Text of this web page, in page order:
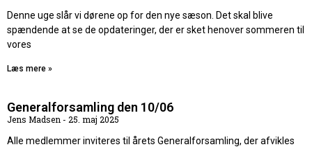
Denne uge slår vi dørene op for den nye sæson. Det skal blive
spændende at se de opdateringer, der er sket henover sommeren til
vores
Læs mere »
Generalforsamling den 10/06
Jens Madsen
25. maj 2025
Alle medlemmer inviteres til årets Generalforsamling, der afvikles